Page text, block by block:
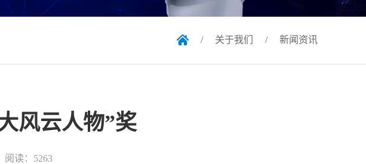
/ 关于我们 / 新闻资讯
风云人物”奖
阅读：5263